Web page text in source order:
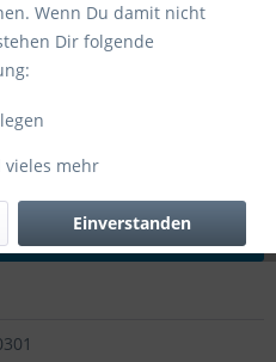
Warenkorb
Wenn Du damit nicht
Dir folgende
mehr
Einverstanden